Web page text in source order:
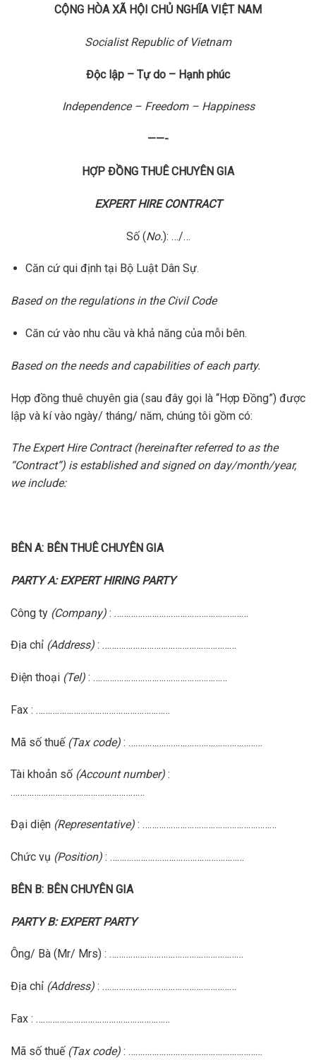
CỘNG HÒA XÃ HỘI CHỦ NGHĨA VIỆT NAM
Socialist Republic of Vietnam
Độc lập – Tự do – Hạnh phúc
Independence – Freedom – Happiness
——-
HỢP ĐỒNG THUÊ CHUYÊN GIA
EXPERT HIRE CONTRACT
Số (No.): …/…
Căn cứ qui định tại Bộ Luật Dân Sự.
Based on the regulations in the Civil Code
Căn cứ vào nhu cầu và khả năng của mỗi bên.
Based on the needs and capabilities of each party.
Hợp đồng thuê chuyên gia (sau đây gọi là “Hợp Đồng”) được
lập và kí vào ngày/ tháng/ năm, chúng tôi gồm có:
The Expert Hire Contract (hereinafter referred to as the
“Contract”) is established and signed on day/month/year,
we include:
BÊN A: BÊN THUÊ CHUYÊN GIA
PARTY A: EXPERT HIRING PARTY
Công ty (Company) : …………………………………………………
Địa chỉ (Address) : …………………………………………………
Điện thoại (Tel) : …………………………………………………
Fax : …………………………………………………
Mã số thuế (Tax code) : …………………………………………………
Tài khoản số (Account number) :
…………………………………………………
Đại diện (Representative) : …………………………………………………
Chức vụ (Position) : …………………………………………………
BÊN B: BÊN CHUYÊN GIA
PARTY B: EXPERT PARTY
Ông/ Bà (Mr/ Mrs) : …………………………………………………
Địa chỉ (Address) : …………………………………………………
Fax : …………………………………………………
Mã số thuế (Tax code) : …………………………………………………